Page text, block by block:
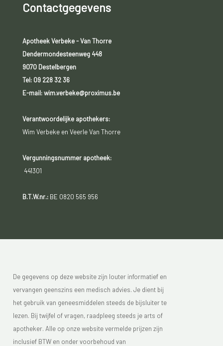
Contactgegevens
Apotheek Verbeke - Van Thorre
Dendermondesteenweg 448
9070 Destelbergen
Tel: 09 228 32 36
E-mail: wim.verbeke@proximus.be
Verantwoordelijke apothekers:
Wim Verbeke en Veerle Van Thorre
Vergunningsnummer apotheek:
441301
B.T.W.nr.:BE 0820 565 956
De gegevens op deze website zijn louter informatief en
vervangen geenszins een medisch advies. Je dient bij
het gebruik van geneesmiddelen steeds de bijsluiter te
lezen. Bij twijfel of vragen, raadpleeg steeds je arts of
apotheker. Alle op onze website vermelde prijzen zijn
inclusief BTW en onder voorbehoud van